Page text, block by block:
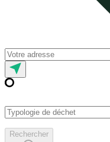
Rechercher